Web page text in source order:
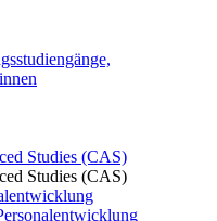
Studies (CAS)
Studies (CAS)